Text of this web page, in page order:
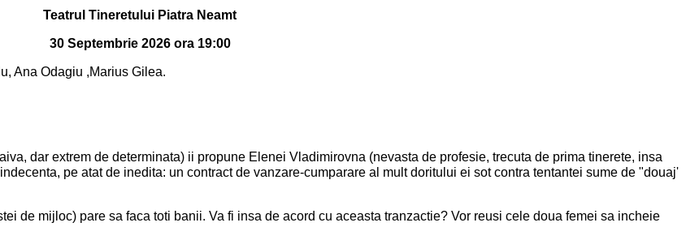
Teatrul Tineretului Piatra Neamt
30 Septembrie 2026 ora 19:00
Ana Odagiu ,Marius Gilea.
dar extrem de determinata) ii propune Elenei Vladimirovna (nevasta de profesie, trecuta de prima tinerete, insa
pe atat de inedita: un contract de vanzare-cumparare al mult doritului ei sot contra tentantei sume de "douaj'
de mijloc) pare sa faca toti banii. Va fi insa de acord cu aceasta tranzactie? Vor reusi cele doua femei sa incheie